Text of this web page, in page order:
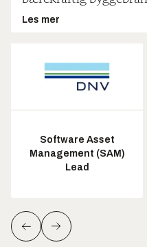
Les mer
Software Asset
Management (SAM)
Lead